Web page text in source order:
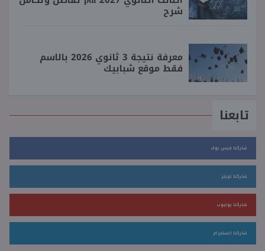
شرح
معرفة نتيجة 3 ثانوي 2026 بالاسم
فقط موقع شبابيك
تابعنا
شاركنا فيس بوك
شاركنا تويتر
شاركنا يوتيوب
شاركنا انستجرام